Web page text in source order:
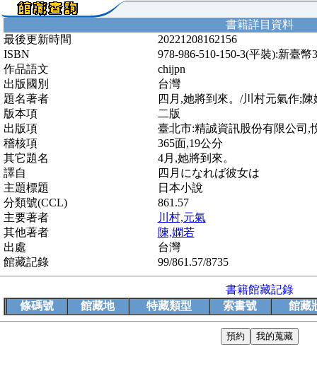
書籍詳目資料
最後更新時間
20221208162156
ISBN
978-986-510-150-3(平裝):新臺幣
作品語文
chijpn
出版國別
台灣
題名著者
四月,她將到來。/川村元氣作;陳
版本項
二版
出版項
臺北市:精誠資訊股份有限公司,
稽核項
365面,19公分
其它題名
4月,她將到來。
譯自
四月になれば彼女は
主題標題
日本小說
分類號(CCL)
861.57
主要著者
川村,元氣
其他著者
陳,嫻若
出處
台灣
館藏記錄
99/861.57/8735
書籍館藏記錄
條碼號
館藏地 特藏類型 索書號 館藏